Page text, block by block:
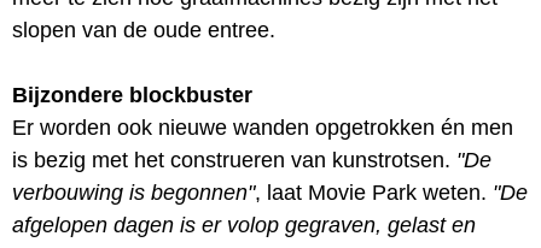
slopen van de oude entree.
Bijzondere blockbuster
Er worden ook nieuwe wanden opgetrokken én men
is bezig met het construeren van kunstrotsen. "De
verbouwing is begonnen", laat Movie Park weten. "De
afgelopen dagen is er volop gegraven, gelast en